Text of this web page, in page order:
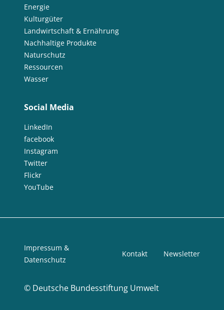
Energie
Kulturgüter
Landwirtschaft & Ernährung
Nachhaltige Produkte
Naturschutz
Ressourcen
Wasser
Social Media
LinkedIn
facebook
Instagram
Twitter
Flickr
YouTube
© Deutsche Bundesstiftung Umwelt
Impressum &
Datenschutz
Kontakt Newsletter